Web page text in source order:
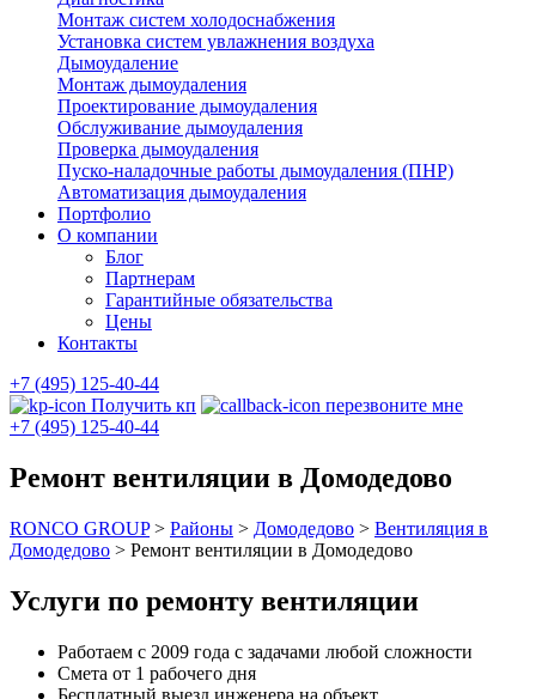
Монтаж систем холодоснабжения
Установка систем увлажнения воздуха
Дымоудаление
Монтаж дымоудаления
Проектирование дымоудаления
Обслуживание дымоудаления
Проверка дымоудаления
Пуско-наладочные работы дымоудаления (ПНР)
Автоматизация дымоудаления
Портфолио
О компании
Блог
Партнерам
Гарантийные обязательства
Цены
Контакты
+7 (495) 125-40-44
Получить кп
перезвоните мне
+7 (495) 125-40-44
Ремонт вентиляции в Домодедово
RONCO GROUP> Районы > Домодедово > Вентиляция в
Домодедово > Ремонт вентиляции в Домодедово
Услуги по ремонту вентиляции
Работаем с 2009 года с задачами любой сложности
Смета от 1 рабочего дня
Бесплатный выезд инженера на объект